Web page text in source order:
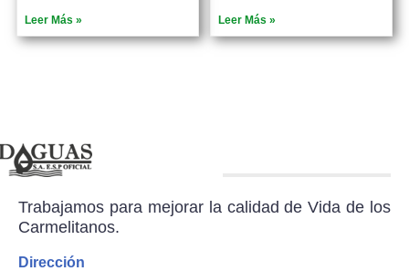
Leer Más » Leer Más »
Trabajamos para mejorar la calidad de Vida de los
Carmelitanos.
Dirección